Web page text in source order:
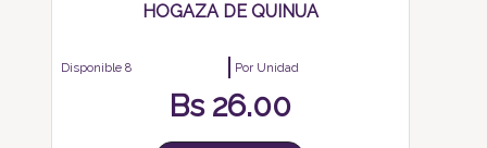
HOGAZA DE QUINUA
Disponible 8 Por Unidad
Bs 26.00